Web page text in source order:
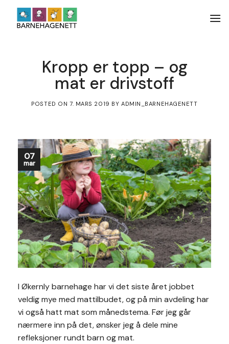
content
Kropp er topp – og
mat er drivstoff
POSTED ON 7. MARS 2019 BY ADMIN_BARNEHAGENETT
07
mar
I Økernly barnehage har vi det siste året jobbet
veldig mye med mattilbudet, og på min avdeling har
vi også hatt mat som månedstema. Før jeg går
nærmere inn på det, ønsker jeg å dele mine
refleksjoner rundt barn og mat.